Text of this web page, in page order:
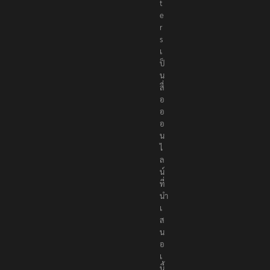
t
e
r
s
เ
ป็
น
สื่
อ
อ
อ
น
ไ
ล
น์
ที่
นำ
เ
ส
น
อ
เ
นื้